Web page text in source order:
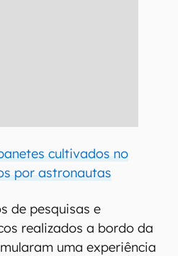
cultivados no
por astronautas
de pesquisas e
realizados a bordo da
uma experiência